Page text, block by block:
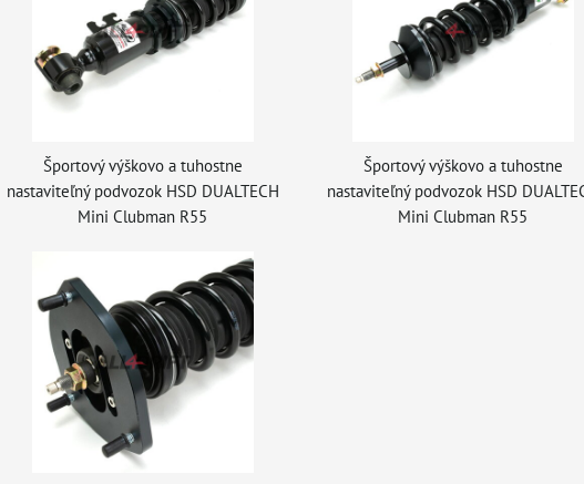
Športový výškovo a tuhostne
nastaviteľný podvozok HSD DUALTECH
Mini Clubman R55
Športový výškovo a tuhostne
nastaviteľný podvozok HSD
Mini Clubman R55